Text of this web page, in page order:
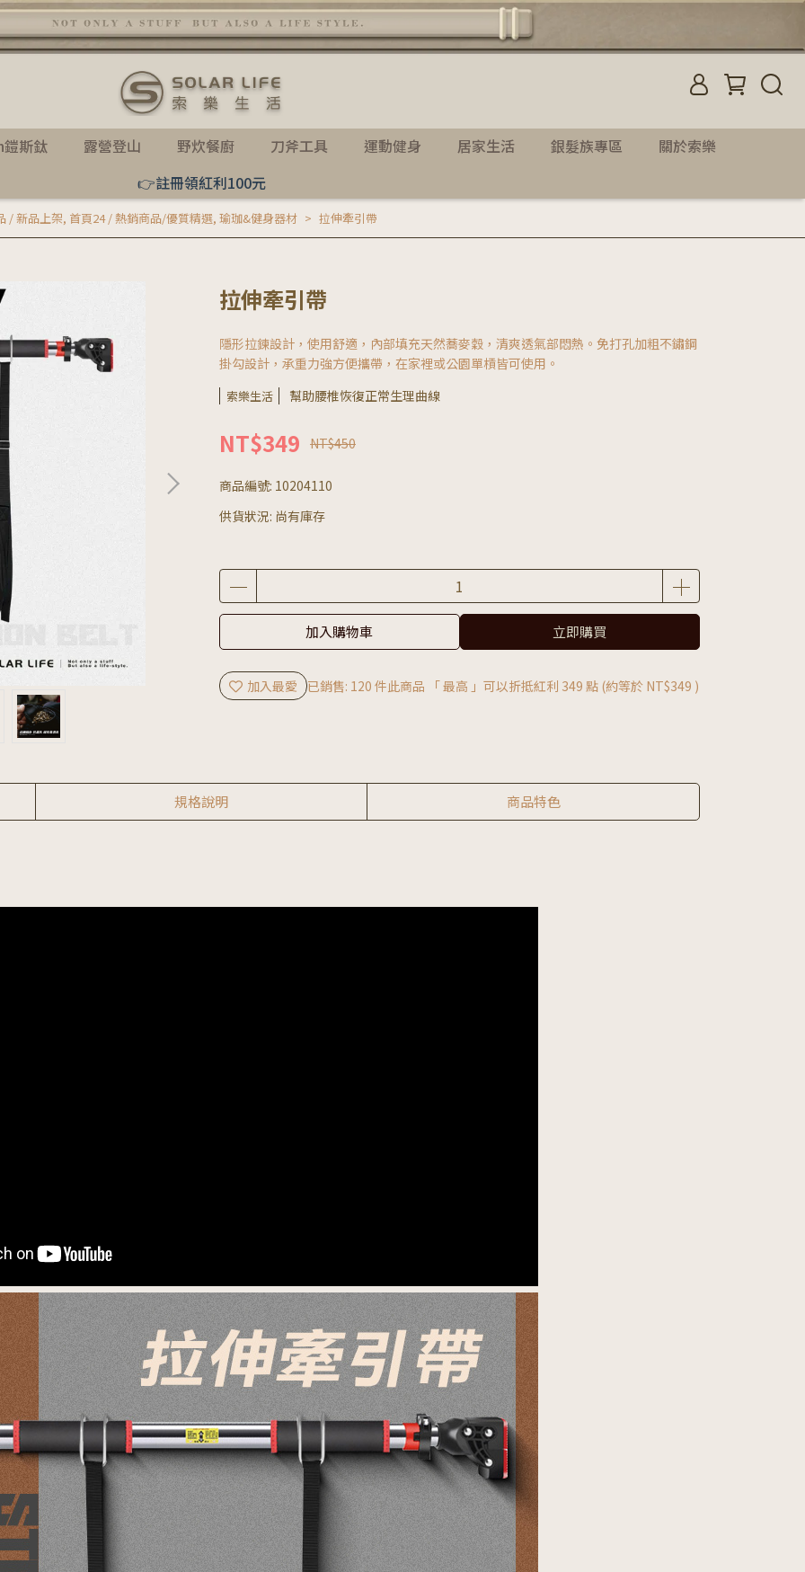
斯鈦 露營登山 野炊餐廚 刀斧工具 運動健身 居家生活 銀髮族專區
關於索樂
👉註冊領紅利100元
/ 新品上架, 首頁24 / 熱銷商品/優質精選, 瑜珈&健身器材 拉伸牽引帶
拉伸牽引帶
隱形拉鍊設計，使用舒適，內部填充天然蕎麥穀，清爽透氣部悶熱。免打孔加粗不鏽鋼
掛勾設計，承重力強方便攜帶，在家裡或公園單槓皆可使用。
索樂生活 幫助腰椎恢復正常生理曲線
NT$349 NT$450
商品編號: 10204110
供貨狀況: 尚有庫存
加入購物車 立即購買
加入最愛 已銷售: 120 件此商品 「 最高 」可以折抵紅利 349 點 (約等於 NT$349 )
規格說明 商品特色